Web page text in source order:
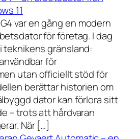
11
var en gång en modern
för företag. I dag
teknikens gränsland:
för
utan officiellt stöd för
berättar historien om
dator kan förlora sitt
– trots att hårdvaran
När […]